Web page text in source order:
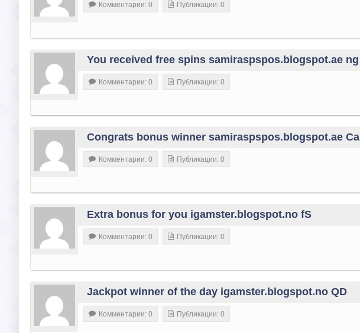
Комментарии: 0 Публикации: 0
You received free spins samiraspspos.blogspot.ae ng
Комментарии: 0 Публикации: 0
Congrats bonus winner samiraspspos.blogspot.ae Ca
Комментарии: 0 Публикации: 0
Extra bonus for you igamster.blogspot.no fS
Комментарии: 0 Публикации: 0
Jackpot winner of the day igamster.blogspot.no QD
Комментарии: 0 Публикации: 0